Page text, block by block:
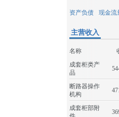
资产负债 现金流
主营收入
名称
成套柜类产
品
断路器操作
机构
成套柜部附